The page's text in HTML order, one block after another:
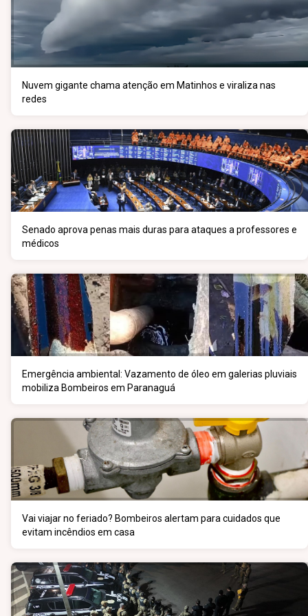
Nuvem gigante chama atenção em Matinhos e viraliza nas
redes
Senado aprova penas mais duras para ataques a professores e
médicos
Emergência ambiental: Vazamento de óleo em galerias pluviais
mobiliza Bombeiros em Paranaguá
Vai viajar no feriado? Bombeiros alertam para cuidados que
evitam incêndios em casa